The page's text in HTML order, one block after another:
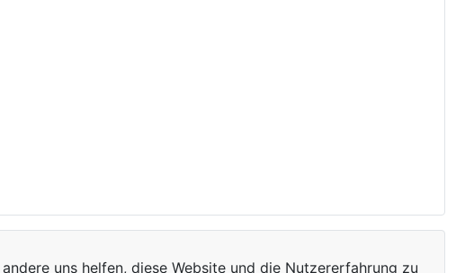
uns helfen, diese Website und die Nutzererfahrung zu